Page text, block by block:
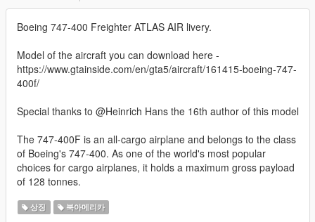
Boeing 747-400 Freighter ATLAS AIR livery.
Model of the aircraft you can download here -
https://www.gtainside.com/en/gta5/aircraft/161415-boeing-747-
400f/
Special thanks to @Heinrich Hans the 16th author of this model
The 747-400F is an all-cargo airplane and belongs to the class
of Boeing's 747-400. As one of the world's most popular
choices for cargo airplanes, it holds a maximum gross payload
of 128 tonnes.
상징 북아메리카